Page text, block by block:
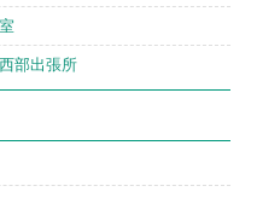
部出張所